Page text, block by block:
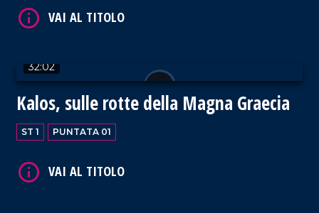
32:02
Kalos, sulle rotte della Magna Graecia
ST 1 PUNTATA 01
VAI AL TITOLO